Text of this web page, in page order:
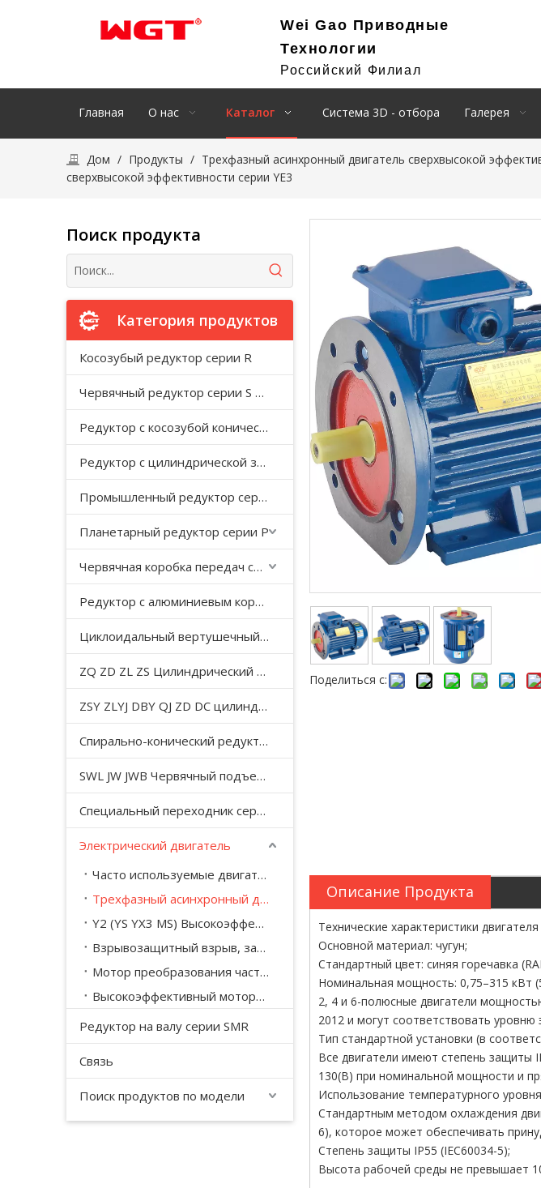
Wei Gao Приводные
Технологии
Российский Филиал
Главная О нас Каталог Система 3D - отбора Галерея
Дом / Продукты / Трехфазный асинхронный двигатель сверхвысокой
сверхвысокой эффективности серии YE3
Поиск продукта
Категория продуктов
Косозубый редуктор серии R
Червячный редуктор серии S с косозубой передачей
Редуктор с косозубой конической передачей серии K
Редуктор с цилиндрической зубчатой ​​передачей серии F с параллельным валом
Промышленный редуктор серии HB
Планетарный редуктор серии P
Червячная коробка передач серии WP
Редуктор с алюминиевым корпусом серии NMRV
Циклоидальный вертушечный редуктор B/X
ZQ ZD ZL ZS Цилиндрический редуктор с мягкой поверхностью зуба
ZSY ZLYJ DBY QJ ZD DC цилиндрический зубчатый редуктор средней твердости с поверхностью зуба
Спирально-конический редуктор серии T
SWL JW JWB Червячный подъемный домкрат серии JWM
Специальный переходник серии YHJ для безгравитационного смесителя
Электрический двигатель
Часто используемые двигатели универсального стандарта IEC
Трехфазный асинхронный двигатель сверхвысокой эффективности серии YE3
Y2 (YS YX3 MS) Высокоэффективный трехфазный асинхронный двигатель с алюминиевым цилиндром
Взрывозащитный взрыв, защищенный от YBX3.
Мотор преобразования частоты, защищенный от YBBP
Высокоэффективный мотор-редуктор серии RKSF
Редуктор на валу серии SMR
Связь
Поиск продуктов по модели
Поделиться с:
Описание Продукта
Технические характеристики двигателя
Основной материал: чугун;
Стандартный цвет: синяя горечавка
Номинальная мощность: 0,75–315 кВт
2, 4 и 6-полюсные двигатели
2012 и могут соответствовать уровню
Тип стандартной установки (в
Все двигатели имеют степень защиты
130(B) при номинальной мощности и
Использование температурного
Стандартным методом охлаждения
6), которое может обеспечивать
Степень защиты IP55 (IEC60034-5);
Высота рабочей среды не превышает